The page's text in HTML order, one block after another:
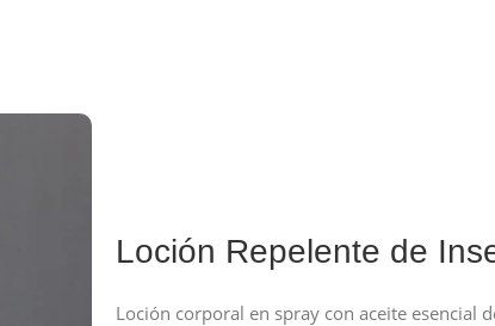
Loción Repelente de
Loción corporal en spray con aceite esencial